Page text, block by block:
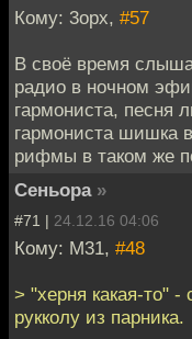
Кому: 3opx, #57
В своё время
радио в ночном
гармониста, песня
гармониста шишка
рифмы в таком же
Сеньора »
#71 | 24.12.16 04:06
Кому: M31, #48
> "херня какая-то"
рукколу из парника.